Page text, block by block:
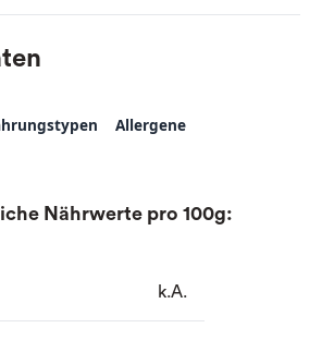
Allergene
Nährwerte pro 100g:
k.A.